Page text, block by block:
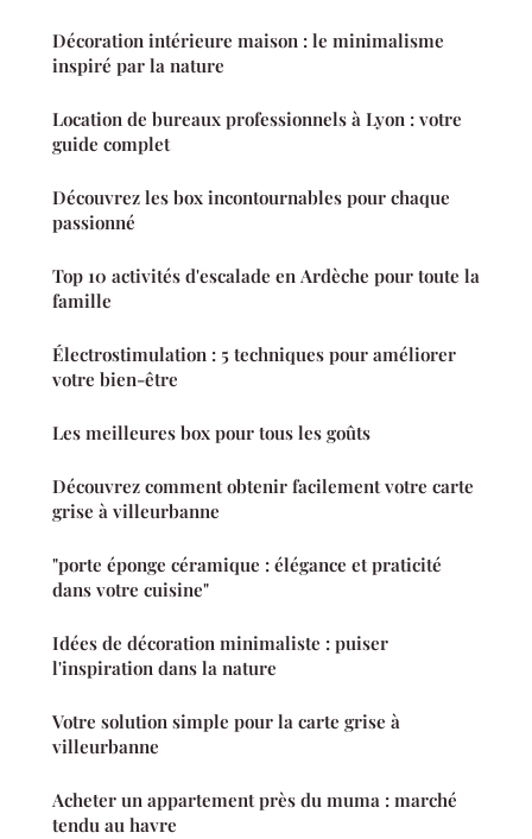
Décoration intérieure maison : le minimalisme
inspiré par la nature
Location de bureaux professionnels à Lyon : votre
guide complet
Découvrez les box incontournables pour chaque
passionné
Top 10 activités d'escalade en Ardèche pour toute la
famille
Électrostimulation : 5 techniques pour améliorer
votre bien-être
Les meilleures box pour tous les goûts
Découvrez comment obtenir facilement votre carte
grise à villeurbanne
"porte éponge céramique : élégance et praticité
dans votre cuisine"
Idées de décoration minimaliste : puiser
l'inspiration dans la nature
Votre solution simple pour la carte grise à
villeurbanne
Acheter un appartement près du muma : marché
tendu au havre